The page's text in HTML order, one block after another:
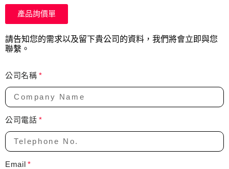
產品詢價單
請告知您的需求以及留下貴公司的資料，我們將會立即與您
聯繫。
公司名稱
公司電話
Email